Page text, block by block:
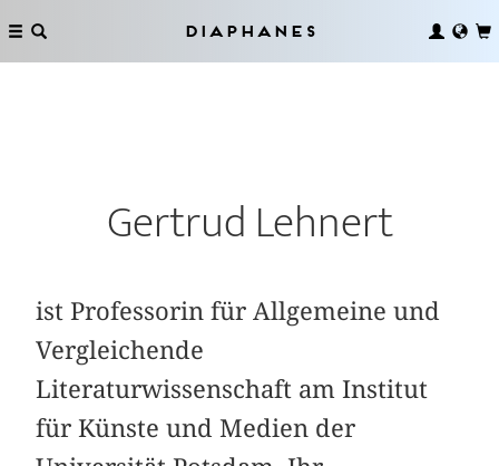
Diaphanes
Gertrud Lehnert
ist Professorin für Allgemeine und
Vergleichende
Literaturwissenschaft am Institut
für Künste und Medien der